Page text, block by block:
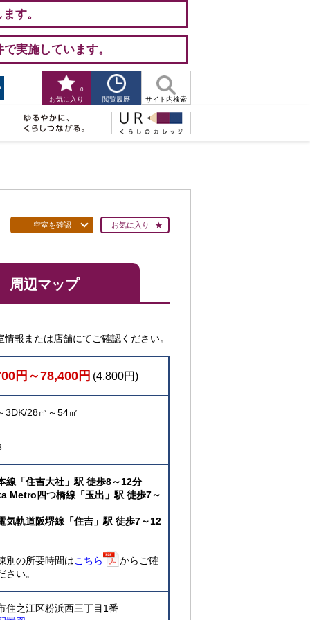
す。
実施しています。
お気に入り
0
閲覧履歴 サイト内検索
空室を確認 お気に入り
周辺マップ
報または店舗にてご確認ください。
円～78,400円 (4,800円)
3DK/28㎡～54㎡
線「住吉大社」駅 徒歩8～12分
Metro四つ橋線「玉出」駅 徒歩7～
気軌道阪堺線「住吉」駅 徒歩7～12
別の所要時間はこちら
からご確
さい。
住之江区粉浜西三丁目1番